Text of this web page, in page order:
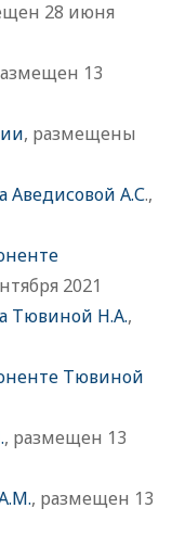
28 июня
13
, размещены
Аведисовой А.С.,
2021
Тювиной Н.А.,
Тювиной
, размещен 13
, размещен 13